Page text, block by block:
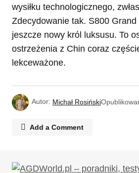
wysiłku technologicznego,
Zdecydowanie tak. S800
jeszcze nowy król luksusu. To
ostrzeżenia z Chin coraz
lekceważone.
Autor: Michał Rosiński
Add a Comment
Twój adres email nie zostanie